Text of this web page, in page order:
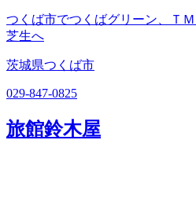
つくば市でつくばグリーン、Ｔ
芝生へ
茨城県つくば市
029-847-0825
旅館鈴木屋